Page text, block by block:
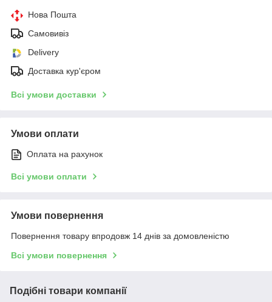
Нова Пошта
Самовивіз
Delivery
Доставка кур'єром
Всі умови доставки
Умови оплати
Оплата на рахунок
Всі умови оплати
Умови повернення
Повернення товару впродовж 14 днів за домовленістю
Всі умови повернення
Подібні товари компанії